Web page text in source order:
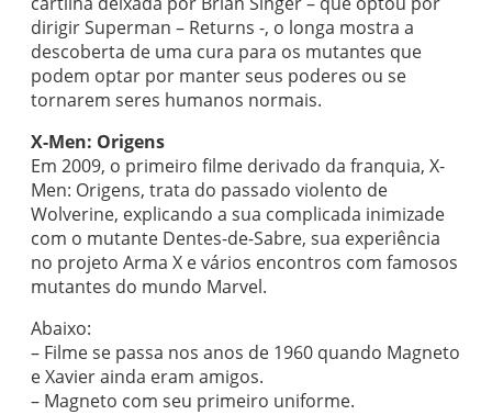
dirigir Superman – Returns -, o longa mostra a
descoberta de uma cura para os mutantes que
podem optar por manter seus poderes ou se
tornarem seres humanos normais.
X-Men: Origens
Em 2009, o primeiro filme derivado da franquia, X-
Men: Origens, trata do passado violento de
Wolverine, explicando a sua complicada inimizade
com o mutante Dentes-de-Sabre, sua experiência
no projeto Arma X e vários encontros com famosos
mutantes do mundo Marvel.
Abaixo:
– Filme se passa nos anos de 1960 quando Magneto
e Xavier ainda eram amigos.
– Magneto com seu primeiro uniforme.